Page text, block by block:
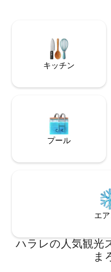
キッチン
プール
エ
ハラレの人気観光
ま